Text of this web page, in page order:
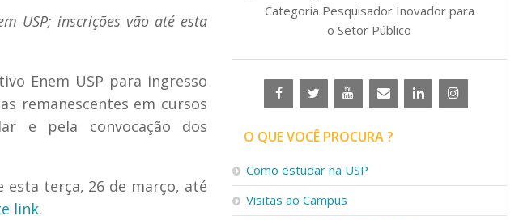
USP; inscrições vão até esta
Enem USP para ingresso
remanescentes em cursos
e pela convocação dos
terça, 26 de março, até
link.
Categoria Pesquisador Inovador para
o Setor Público
O QUE VOCÊ PROCURA ?
Como estudar na USP
Visitas ao Campus